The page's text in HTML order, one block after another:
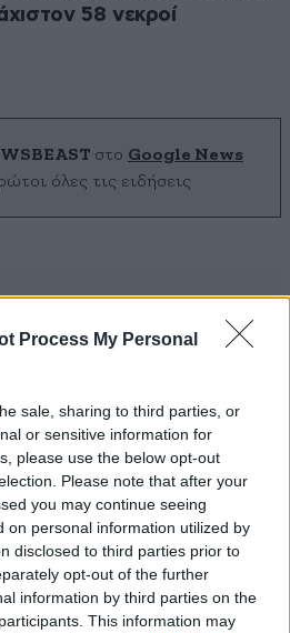
Process My Personal
sale, sharing to third parties, or
or sensitive information for
please use the below opt-out
Please note that after your
you may continue seeing
on personal information utilized by
disclosed to third parties prior to
opt-out of the further
information by third parties on the
This information may
58 νεκροί
στο Google News
όλες τις ειδήσεις